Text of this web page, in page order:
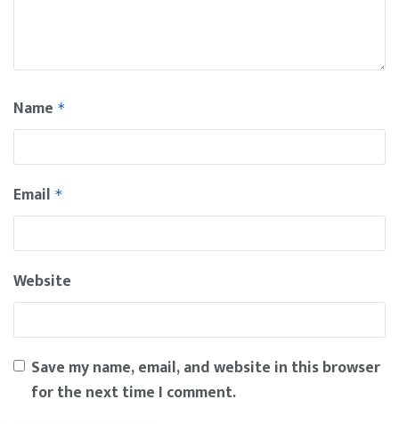
Name *
Email *
Website
Save my name, email, and website in this browser
for the next time I comment.